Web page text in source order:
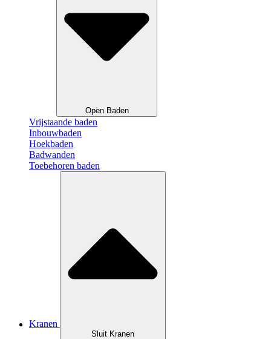
Open Baden
Vrijstaande baden
Inbouwbaden
Hoekbaden
Badwanden
Toebehoren baden
Kranen
Sluit Kranen